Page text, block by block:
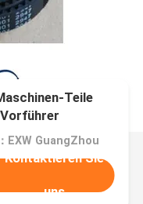
Teile
EXW GuangZhou
Kontaktieren Sie
uns